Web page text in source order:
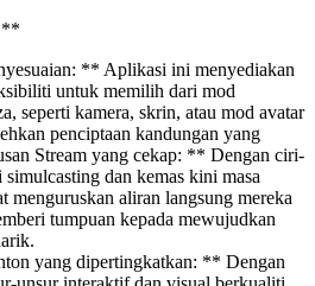
**
** Aplikasi ini menyediakan
untuk memilih dari mod
seperti kamera, skrin, atau mod avatar
penciptaan kandungan yang
Stream yang cekap: ** Dengan ciri-
dan kemas kini masa
menguruskan aliran langsung mereka
tumpuan kepada mewujudkan
yang dipertingkatkan: ** Dengan